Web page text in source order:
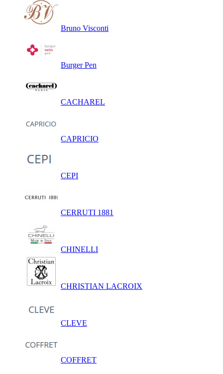
Bruno Visconti
Burger Pen
CACHAREL
CAPRICIO
CEPI
CERRUTI 1881
CHINELLI
CHRISTIAN LACROIX
CLEVE
COFFRET